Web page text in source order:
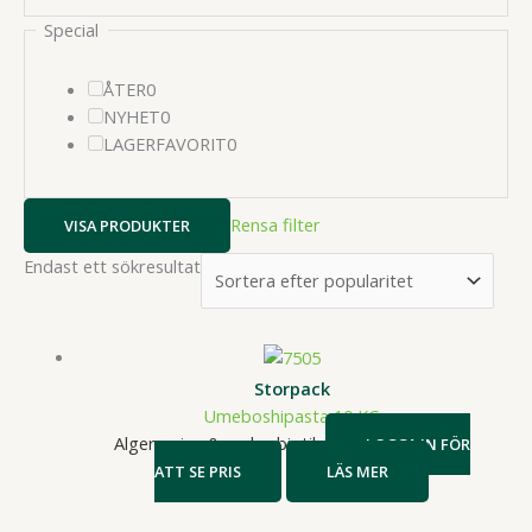
Special
ÅTER00
produkter
NYHET00
produkter
LAGERFAVORIT00
VISA PRODUKTER
Rensa filter
Endast ett sökresultat
Storpack
Umeboshipasta 10 KG
Alger, miso & makrobiotik
LOGGA IN FÖR
ATT SE PRIS
LÄS MER